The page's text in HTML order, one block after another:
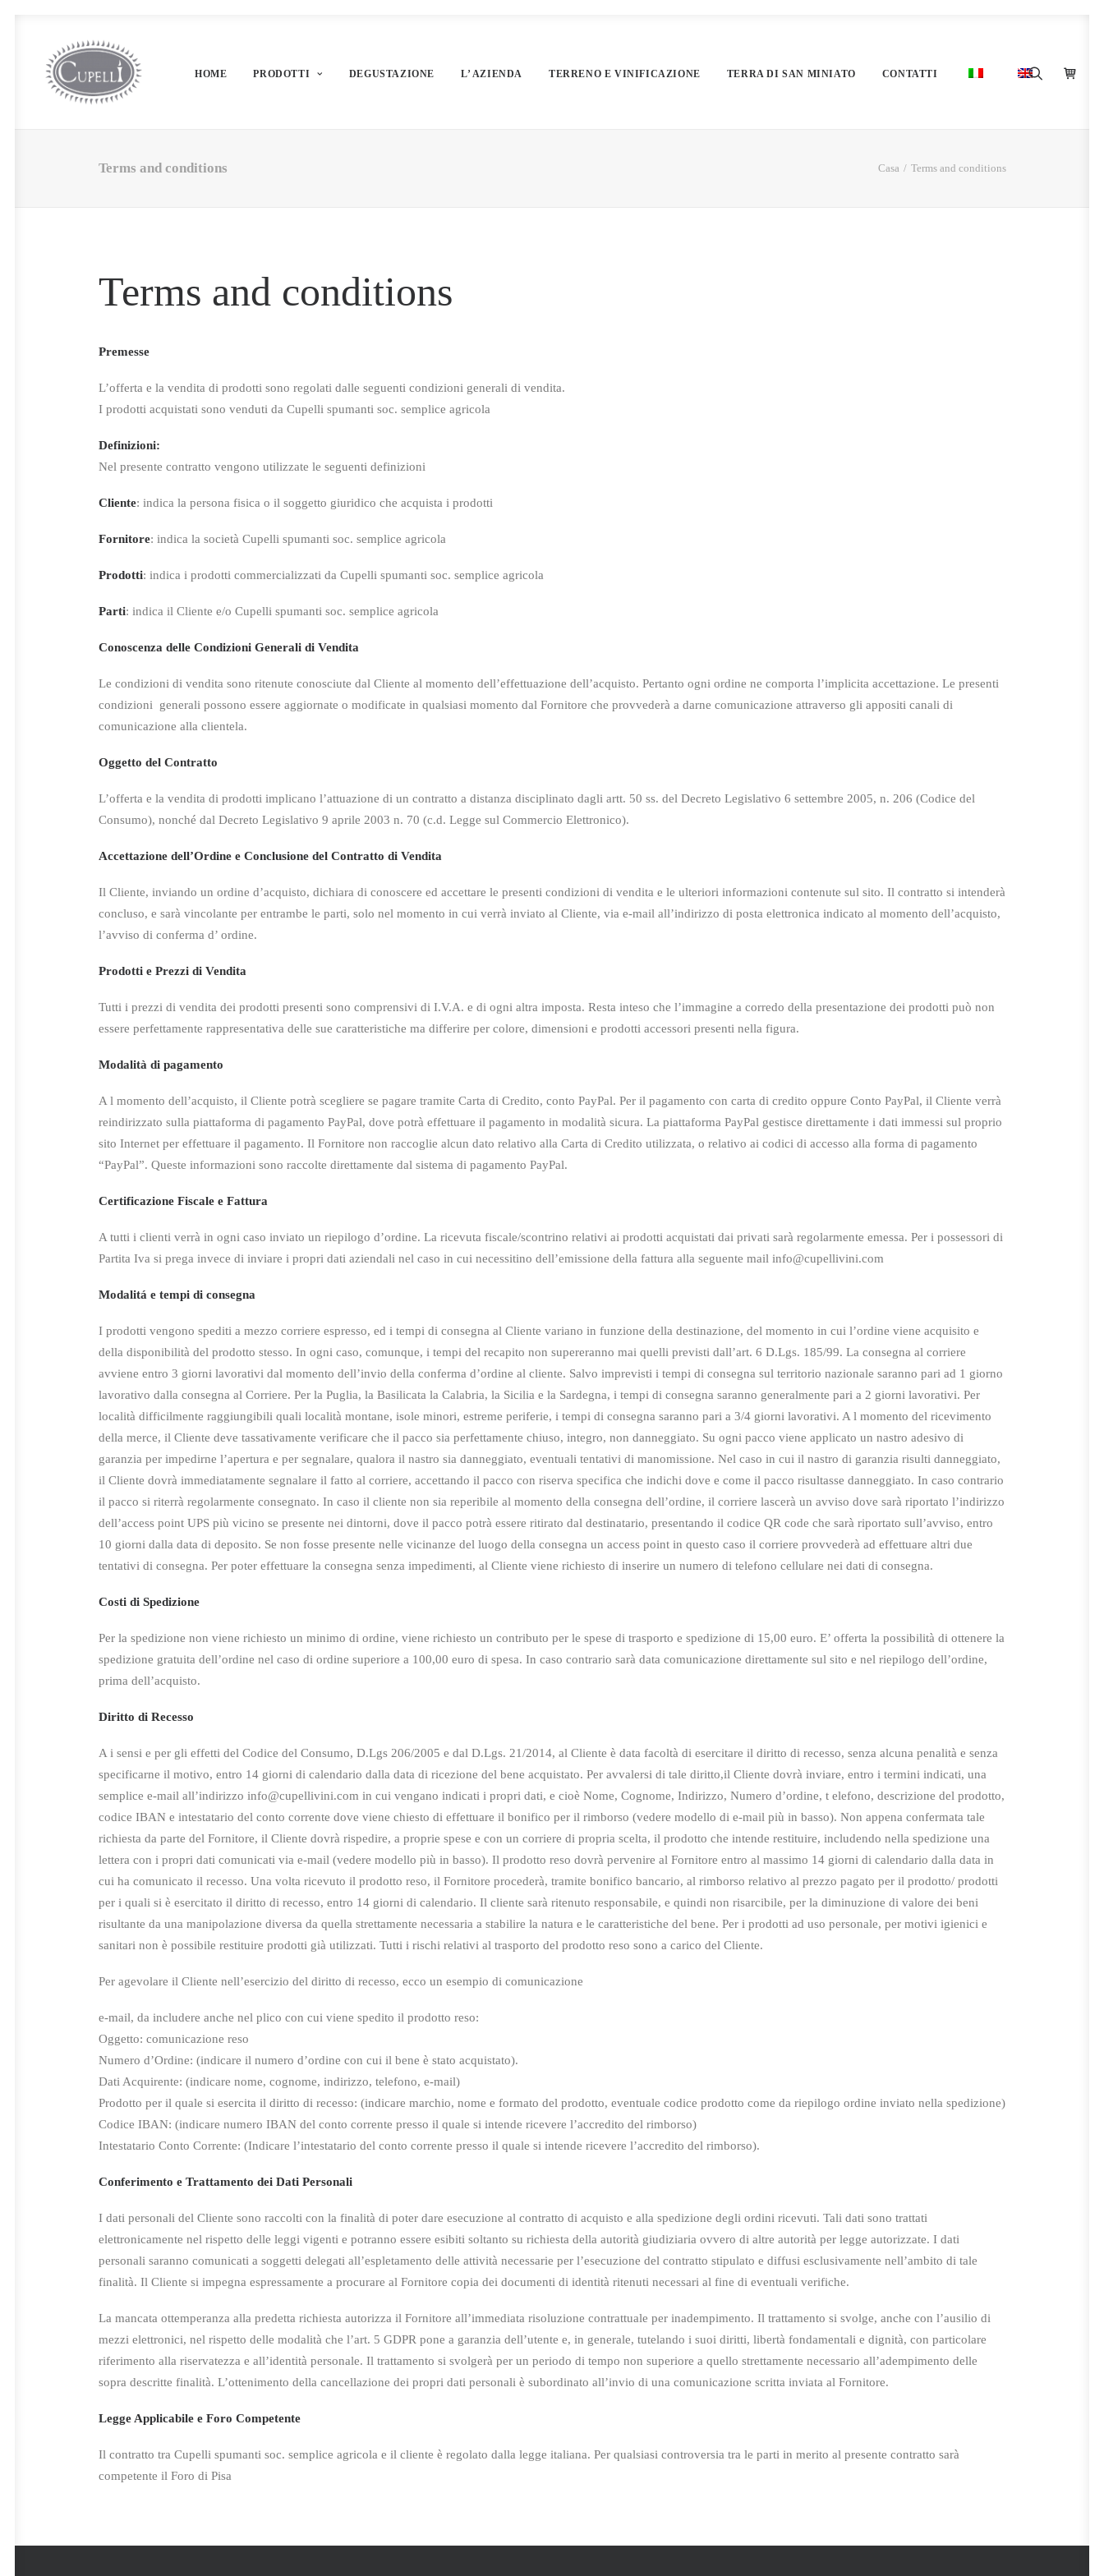
HOME PRODOTTI DEGUSTAZIONE L’ AZIENDA TERRENO E VINIFICAZIONE TERRA DI SAN MINIATO CONTATTI
Terms and conditions Casa Terms and conditions
Terms and conditions
Premesse
L’offerta e la vendita di prodotti sono regolati dalle seguenti condizioni generali di vendita.
I prodotti acquistati sono venduti da Cupelli spumanti soc. semplice agricola
Definizioni:
Nel presente contratto vengono utilizzate le seguenti definizioni
Cliente: indica la persona fisica o il soggetto giuridico che acquista i prodotti
Fornitore: indica la società Cupelli spumanti soc. semplice agricola
Prodotti: indica i prodotti commercializzati da Cupelli spumanti soc. semplice agricola
Parti: indica il Cliente e/o Cupelli spumanti soc. semplice agricola
Conoscenza delle Condizioni Generali di Vendita
Le condizioni di vendita sono ritenute conosciute dal Cliente al momento dell’effettuazione dell’acquisto. Pertanto ogni ordine ne comporta l’implicita accettazione. Le presenti
condizioni
generali possono essere aggiornate o modificate in qualsiasi momento dal Fornitore che provvederà a darne comunicazione attraverso gli appositi canali di
comunicazione alla clientela.
Oggetto del Contratto
L’offerta e la vendita di prodotti implicano l’attuazione di un contratto a distanza disciplinato dagli artt. 50 ss. del Decreto Legislativo 6 settembre 2005, n. 206 (Codice del
Consumo), nonché dal Decreto Legislativo 9 aprile 2003 n. 70 (c.d. Legge sul Commercio Elettronico).
Accettazione dell’Ordine e Conclusione del Contratto di Vendita
Il Cliente, inviando un ordine d’acquisto, dichiara di conoscere ed accettare le presenti condizioni di vendita e le ulteriori informazioni contenute sul sito. Il contratto si intenderà
concluso, e sarà vincolante per entrambe le parti, solo nel momento in cui verrà inviato al Cliente, via e-mail all’indirizzo di posta elettronica indicato al momento dell’acquisto,
l’avviso di conferma d’ ordine.
Prodotti e Prezzi di Vendita
Tutti i prezzi di vendita dei prodotti presenti sono comprensivi di I.V.A. e di ogni altra imposta. Resta inteso che l’immagine a corredo della presentazione dei prodotti può non
essere perfettamente rappresentativa delle sue caratteristiche ma differire per colore, dimensioni e prodotti accessori presenti nella figura.
Modalità di pagamento
A l momento dell’acquisto, il Cliente potrà scegliere se pagare tramite Carta di Credito, conto PayPal. Per il pagamento con carta di credito oppure Conto PayPal, il Cliente verrà
reindirizzato sulla piattaforma di pagamento PayPal, dove potrà effettuare il pagamento in modalità sicura. La piattaforma PayPal gestisce direttamente i dati immessi sul proprio
sito Internet per effettuare il pagamento. Il Fornitore non raccoglie alcun dato relativo alla Carta di Credito utilizzata, o relativo ai codici di accesso alla forma di pagamento
“PayPal”. Queste informazioni sono raccolte direttamente dal sistema di pagamento PayPal.
Certificazione Fiscale e Fattura
A tutti i clienti verrà in ogni caso inviato un riepilogo d’ordine. La ricevuta fiscale/scontrino relativi ai prodotti acquistati dai privati sarà regolarmente emessa. Per i possessori di
Partita Iva si prega invece di inviare i propri dati aziendali nel caso in cui necessitino dell’emissione della fattura alla seguente mail info@cupellivini.com
Modalitá e tempi di consegna
I prodotti vengono spediti a mezzo corriere espresso, ed i tempi di consegna al Cliente variano in funzione della destinazione, del momento in cui l’ordine viene acquisito e
della disponibilità del prodotto stesso. In ogni caso, comunque, i tempi del recapito non supereranno mai quelli previsti dall’art. 6 D.Lgs. 185/99. La consegna al corriere
avviene entro 3 giorni lavorativi dal momento dell’invio della conferma d’ordine al cliente. Salvo imprevisti i tempi di consegna sul territorio nazionale saranno pari ad 1 giorno
lavorativo dalla consegna al Corriere. Per la Puglia, la Basilicata la Calabria, la Sicilia e la Sardegna, i tempi di consegna saranno generalmente pari a 2 giorni lavorativi. Per
località difficilmente raggiungibili quali località montane, isole minori, estreme periferie, i tempi di consegna saranno pari a 3/4 giorni lavorativi. A l momento del ricevimento
della merce, il Cliente deve tassativamente verificare che il pacco sia perfettamente chiuso, integro, non danneggiato. Su ogni pacco viene applicato un nastro adesivo di
garanzia per impedirne l’apertura e per segnalare, qualora il nastro sia danneggiato, eventuali tentativi di manomissione. Nel caso in cui il nastro di garanzia risulti danneggiato,
il Cliente dovrà immediatamente segnalare il fatto al corriere, accettando il pacco con riserva specifica che indichi dove e come il pacco risultasse danneggiato. In caso contrario
il pacco si riterrà regolarmente consegnato. In caso il cliente non sia reperibile al momento della consegna dell’ordine, il corriere lascerà un avviso dove sarà riportato l’indirizzo
dell’access point UPS più vicino se presente nei dintorni, dove il pacco potrà essere ritirato dal destinatario, presentando il codice QR code che sarà riportato sull’avviso, entro
10 giorni dalla data di deposito. Se non fosse presente nelle vicinanze del luogo della consegna un access point in questo caso il corriere provvederà ad effettuare altri due
tentativi di consegna. Per poter effettuare la consegna senza impedimenti, al Cliente viene richiesto di inserire un numero di telefono cellulare nei dati di consegna.
Costi di Spedizione
Per la spedizione non viene richiesto un minimo di ordine, viene richiesto un contributo per le spese di trasporto e spedizione di 15,00 euro. E’ offerta la possibilità di ottenere la
spedizione gratuita dell’ordine nel caso di ordine superiore a 100,00 euro di spesa. In caso contrario sarà data comunicazione direttamente sul sito e nel riepilogo dell’ordine,
prima dell’acquisto.
Diritto di Recesso
A i sensi e per gli effetti del Codice del Consumo, D.Lgs 206/2005 e dal D.Lgs. 21/2014, al Cliente è data facoltà di esercitare il diritto di recesso, senza alcuna penalità e senza
specificarne il motivo, entro 14 giorni di calendario dalla data di ricezione del bene acquistato. Per avvalersi di tale diritto,il Cliente dovrà inviare, entro i termini indicati, una
semplice e-mail all’indirizzo info@cupellivini.com in cui vengano indicati i propri dati, e cioè Nome, Cognome, Indirizzo, Numero d’ordine, t elefono, descrizione del prodotto,
codice IBAN e intestatario del conto corrente dove viene chiesto di effettuare il bonifico per il rimborso (vedere modello di e-mail più in basso). Non appena confermata tale
richiesta da parte del Fornitore, il Cliente dovrà rispedire, a proprie spese e con un corriere di propria scelta, il prodotto che intende restituire, includendo nella spedizione una
lettera con i propri dati comunicati via e-mail (vedere modello più in basso). Il prodotto reso dovrà pervenire al Fornitore entro al massimo 14 giorni di calendario dalla data in
cui ha comunicato il recesso. Una volta ricevuto il prodotto reso, il Fornitore procederà, tramite bonifico bancario, al rimborso relativo al prezzo pagato per il prodotto/ prodotti
per i quali si è esercitato il diritto di recesso, entro 14 giorni di calendario. Il cliente sarà ritenuto responsabile, e quindi non risarcibile, per la diminuzione di valore dei beni
risultante da una manipolazione diversa da quella strettamente necessaria a stabilire la natura e le caratteristiche del bene. Per i prodotti ad uso personale, per motivi igienici e
sanitari non è possibile restituire prodotti già utilizzati. Tutti i rischi relativi al trasporto del prodotto reso sono a carico del Cliente.
Per agevolare il Cliente nell’esercizio del diritto di recesso, ecco un esempio di comunicazione
e-mail, da includere anche nel plico con cui viene spedito il prodotto reso:
Oggetto: comunicazione reso
Numero d’Ordine: (indicare il numero d’ordine con cui il bene è stato acquistato).
Dati Acquirente: (indicare nome, cognome, indirizzo, telefono, e-mail)
Prodotto per il quale si esercita il diritto di recesso: (indicare marchio, nome e formato del prodotto, eventuale codice prodotto come da riepilogo ordine inviato nella spedizione)
Codice IBAN: (indicare numero IBAN del conto corrente presso il quale si intende ricevere l’accredito del rimborso)
Intestatario Conto Corrente: (Indicare l’intestatario del conto corrente presso il quale si intende ricevere l’accredito del rimborso).
Conferimento e Trattamento dei Dati Personali
I dati personali del Cliente sono raccolti con la finalità di poter dare esecuzione al contratto di acquisto e alla spedizione degli ordini ricevuti. Tali dati sono trattati
elettronicamente nel rispetto delle leggi vigenti e potranno essere esibiti soltanto su richiesta della autorità giudiziaria ovvero di altre autorità per legge autorizzate. I dati
personali saranno comunicati a soggetti delegati all’espletamento delle attività necessarie per l’esecuzione del contratto stipulato e diffusi esclusivamente nell’ambito di tale
finalità. Il Cliente si impegna espressamente a procurare al Fornitore copia dei documenti di identità ritenuti necessari al fine di eventuali verifiche.
La mancata ottemperanza alla predetta richiesta autorizza il Fornitore all’immediata risoluzione contrattuale per inadempimento. Il trattamento si svolge, anche con l’ausilio di
mezzi elettronici, nel rispetto delle modalità che l’art. 5 GDPR pone a garanzia dell’utente e, in generale, tutelando i suoi diritti, libertà fondamentali e dignità, con particolare
riferimento alla riservatezza e all’identità personale. Il trattamento si svolgerà per un periodo di tempo non superiore a quello strettamente necessario all’adempimento delle
sopra descritte finalità. L’ottenimento della cancellazione dei propri dati personali è subordinato all’invio di una comunicazione scritta inviata al Fornitore.
Legge Applicabile e Foro Competente
Il contratto tra Cupelli spumanti soc. semplice agricola e il cliente è regolato dalla legge italiana. Per qualsiasi controversia tra le parti in merito al presente contratto sarà
competente il Foro di Pisa